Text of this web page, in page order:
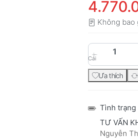
Không bao
Cái
Ưa thích
Tình trạng
TƯ VẤN
Nguyễn